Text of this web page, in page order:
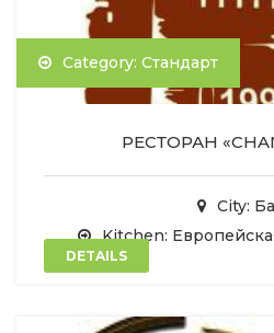
Category: Стандарт
РЕСТОРАН
City:
Kitchen:
DETAILS